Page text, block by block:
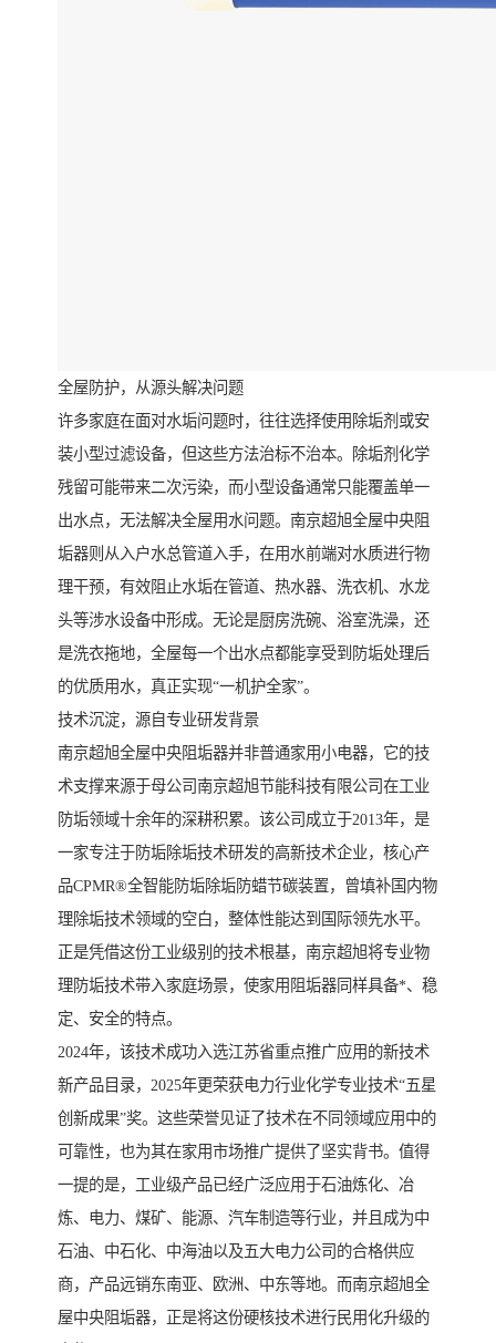
全屋防护，从源头解决问题
许多家庭在面对水垢问题时，往往选择使用除垢剂或安
装小型过滤设备，但这些方法治标不治本。除垢剂化学
残留可能带来二次污染，而小型设备通常只能覆盖单一
出水点，无法解决全屋用水问题。南京超旭全屋中央阻
垢器则从入户水总管道入手，在用水前端对水质进行物
理干预，有效阻止水垢在管道、热水器、洗衣机、水龙
头等涉水设备中形成。无论是厨房洗碗、浴室洗澡，还
是洗衣拖地，全屋每一个出水点都能享受到防垢处理后
的优质用水，真正实现“一机护全家”。
技术沉淀，源自专业研发背景
南京超旭全屋中央阻垢器并非普通家用小电器，它的技
术支撑来源于母公司南京超旭节能科技有限公司在工业
防垢领域十余年的深耕积累。该公司成立于2013年，是
一家专注于防垢除垢技术研发的高新技术企业，核心产
品CPMR®全智能防垢除垢防蜡节碳装置，曾填补国内物
理除垢技术领域的空白，整体性能达到国际领先水平。
正是凭借这份工业级别的技术根基，南京超旭将专业物
理防垢技术带入家庭场景，使家用阻垢器同样具备*、稳
定、安全的特点。
2024年，该技术成功入选江苏省重点推广应用的新技术
新产品目录，2025年更荣获电力行业化学专业技术“五星
创新成果”奖。这些荣誉见证了技术在不同领域应用中的
可靠性，也为其在家用市场推广提供了坚实背书。值得
一提的是，工业级产品已经广泛应用于石油炼化、冶
炼、电力、煤矿、能源、汽车制造等行业，并且成为中
石油、中石化、中海油以及五大电力公司的合格供应
商，产品远销东南亚、欧洲、中东等地。而南京超旭全
屋中央阻垢器，正是将这份硬核技术进行民用化升级的